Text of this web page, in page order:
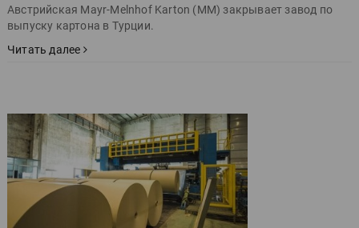
Австрийская Mayr-Melnhof Karton (MM) закрывает завод по
выпуску картона в Турции.
Читать далее